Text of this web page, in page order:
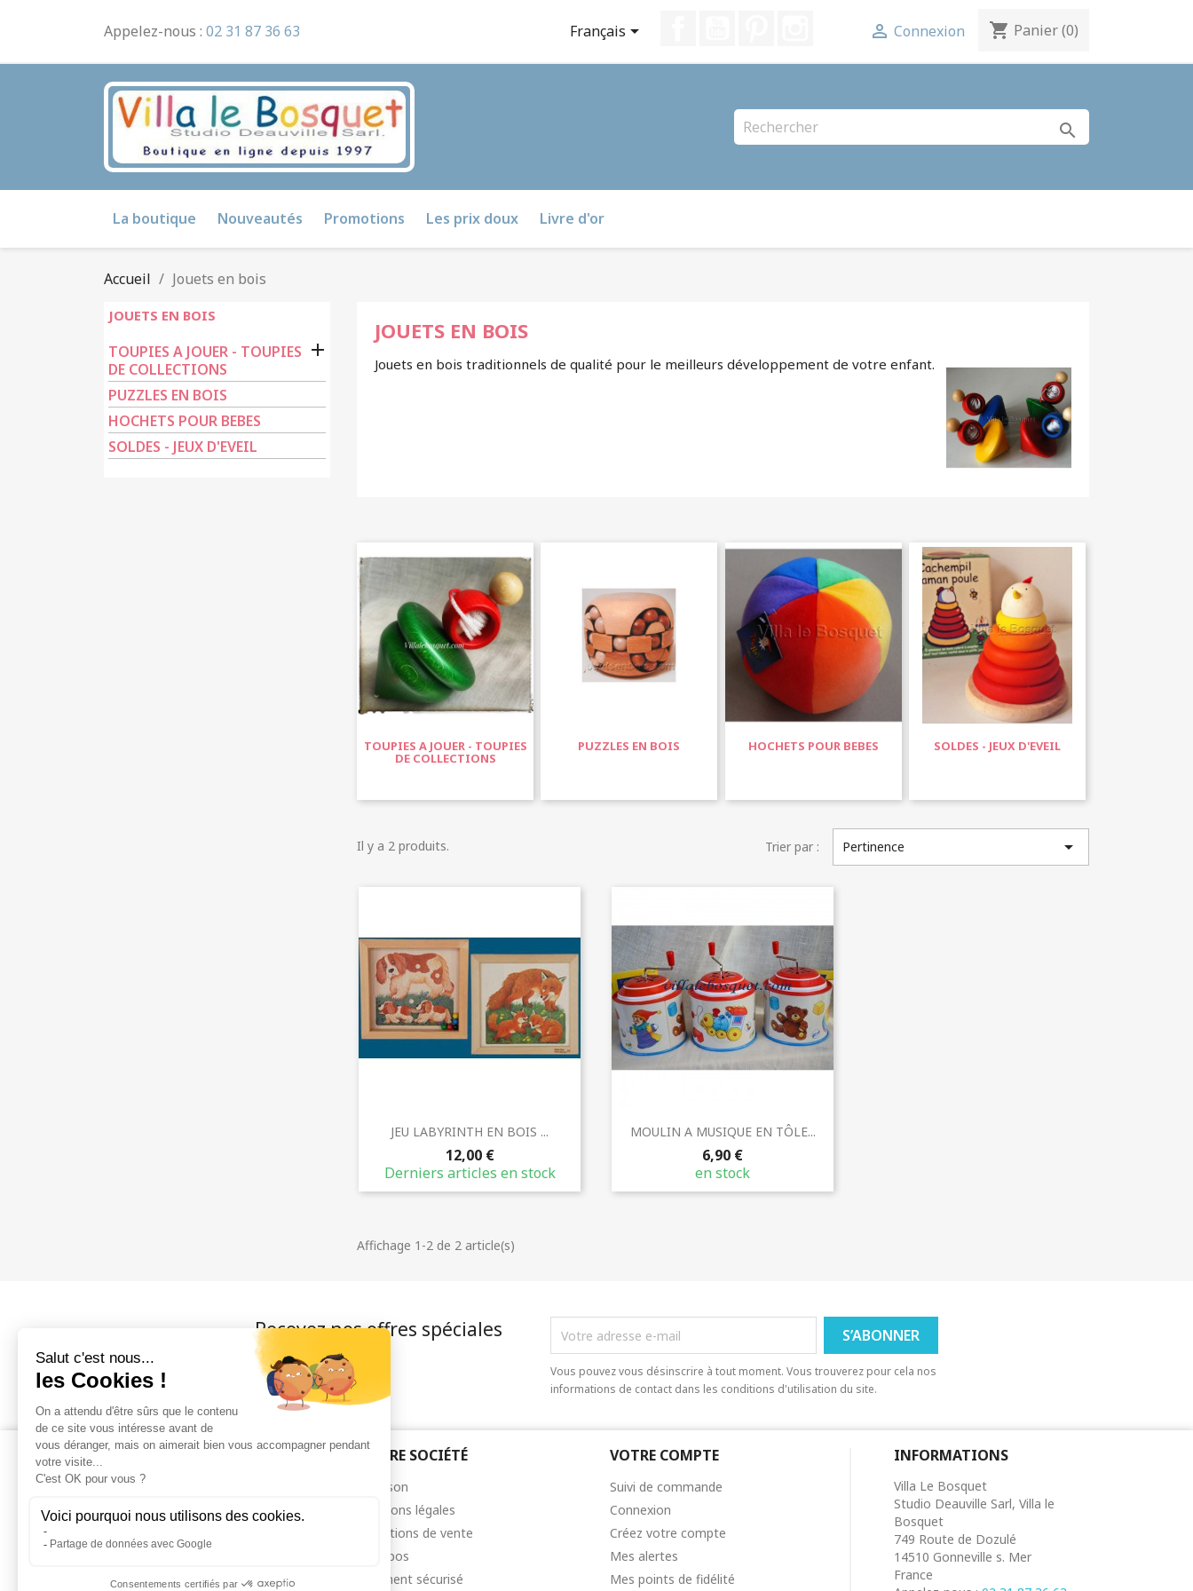
Appelez-nous : 02 31 87 36 63 Français
Instagram
 Connexion shopping_cart Panier(0)
search
La boutique Nouveautés Promotions Les prix doux Livre d'or
Accueil Jouets en bois
JOUETS EN BOIS
TOUPIES A JOUER - TOUPIES
DE COLLECTIONS

PUZZLES EN BOIS
HOCHETS POUR BEBES
SOLDES - JEUX D'EVEIL
JOUETS EN BOIS
Jouets en bois traditionnels de qualité pour le meilleurs développement de votre enfant.
TOUPIES A JOUER - TOUPIES
DE COLLECTIONS
PUZZLES EN BOIS HOCHETS POUR BEBES SOLDES - JEUX D'EVEIL
Il y a 2 produits. Trier par : Pertinence 
Aperçu rapide
JEU LABYRINTH EN BOIS ...
12,00 €
Derniers articles en stock
 Aperçu rapide
MOULIN A MUSIQUE EN TÔLE...
6,90 €
en stock
Affichage 1-2 de 2 article(s)
Recevez nos offres spéciales
Vous pouvez vous désinscrire à tout moment. Vous trouverez pour cela nos
informations de contact dans les conditions d'utilisation du site.
PRODUITS
Promotions
Nouveaux produits
NOTRE SOCIÉTÉ
Livraison
Mentions légales
Conditions de vente
A propos
Paiement sécurisé
VOTRE COMPTE
Suivi de commande
Connexion
Créez votre compte
Mes alertes
Mes points de fidélité
INFORMATIONS
Villa Le Bosquet
Studio Deauville Sarl, Villa le
Bosquet
749 Route de Dozulé
14510 Gonneville s. Mer
France